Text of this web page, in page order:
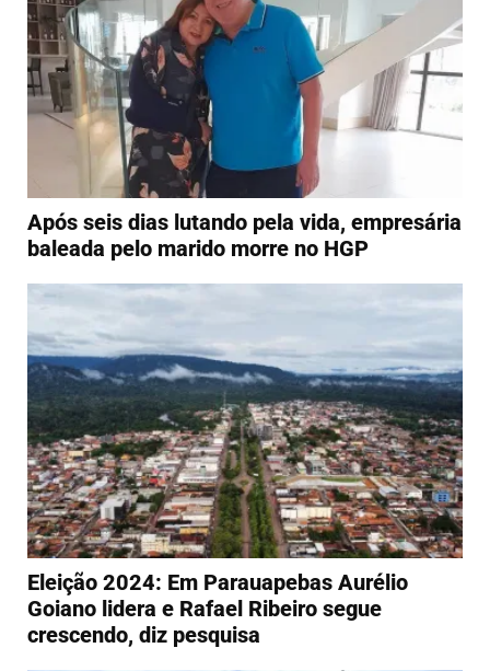
Após seis dias lutando pela vida, empresária
baleada pelo marido morre no HGP
Eleição 2024: Em Parauapebas Aurélio
Goiano lidera e Rafael Ribeiro segue
crescendo, diz pesquisa